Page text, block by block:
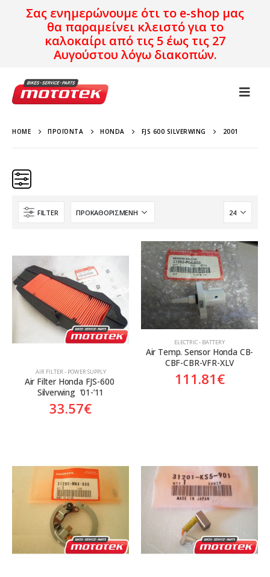
Σας ενημερώνουμε ότι το e-shop μας
θα παραμείνει κλειστό για το
καλοκαίρι από τις 5 έως τις 27
Αυγούστου λόγω διακοπών.
HOME ΠΡΟΪΌΝΤΑ HONDA FJS 600 SILVERWING 2001
Κατηγορίες
Προϊόν Προέλευση
Aftermarket Aftermarket
Genuine
Γνήσιο
FILTER
AIR FILTER - POWER SUPPLY
Air Filter Honda FJS-600
Silverwing  ’01-’11
33.57€
ELECTRIC - BATTERY
Air Temp. Sensor Honda CB-
CBF-CBR-VFR-XLV
111.81€